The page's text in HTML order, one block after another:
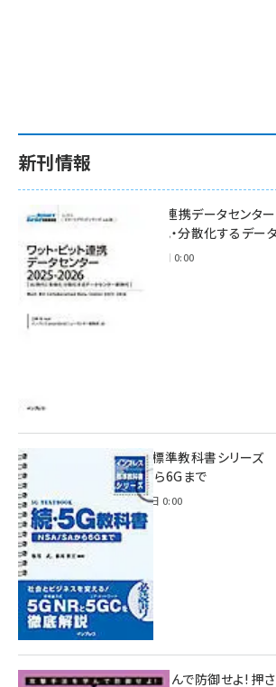
新刊情報
ワット・ビット連携データセ
時代に多様化・分散化するデ
2025年11月28日 0:00
インプレス標準教科書シリー
NSA/SAから6Gまで
2023年4月3日 0:00
攻撃手法を学んで防御せよ! 押